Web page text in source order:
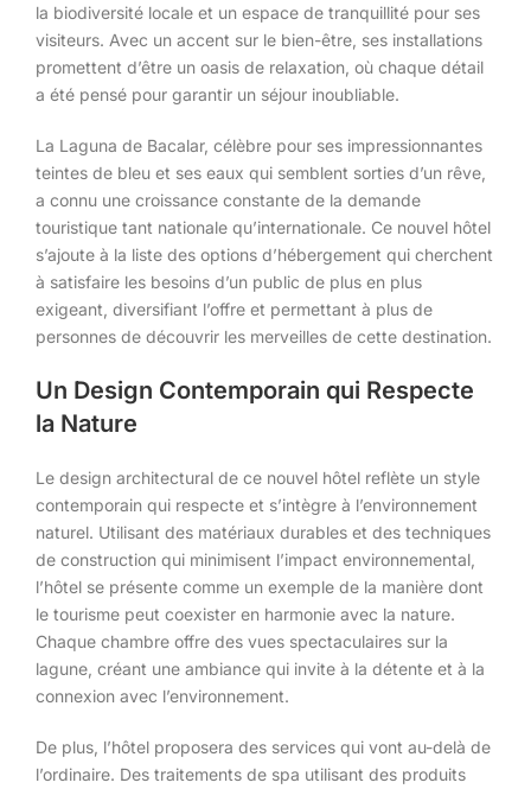
la biodiversité locale et un espace de tranquillité pour ses
visiteurs. Avec un accent sur le bien-être, ses installations
promettent d’être un oasis de relaxation, où chaque détail
a été pensé pour garantir un séjour inoubliable.
La Laguna de Bacalar, célèbre pour ses impressionnantes
teintes de bleu et ses eaux qui semblent sorties d’un rêve,
a connu une croissance constante de la demande
touristique tant nationale qu’internationale. Ce nouvel hôtel
s’ajoute à la liste des options d’hébergement qui cherchent
à satisfaire les besoins d’un public de plus en plus
exigeant, diversifiant l’offre et permettant à plus de
personnes de découvrir les merveilles de cette destination.
Un Design Contemporain qui Respecte
la Nature
Le design architectural de ce nouvel hôtel reflète un style
contemporain qui respecte et s’intègre à l’environnement
naturel. Utilisant des matériaux durables et des techniques
de construction qui minimisent l’impact environnemental,
l’hôtel se présente comme un exemple de la manière dont
le tourisme peut coexister en harmonie avec la nature.
Chaque chambre offre des vues spectaculaires sur la
lagune, créant une ambiance qui invite à la détente et à la
connexion avec l’environnement.
De plus, l’hôtel proposera des services qui vont au-delà de
l’ordinaire. Des traitements de spa utilisant des produits